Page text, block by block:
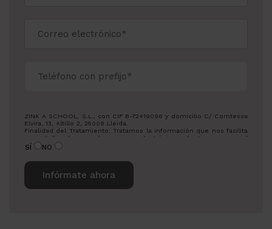
ZINK A SCHOOL, S.L., con CIF B-72419096 y domicilio C/ Comtessa
Elvira, 13, Altillo 2, 25008 Lleida.
Finalidad del Tratamiento: Tratamos la información que nos facilita
con el fin de enviarle correos electrónicos de tipo comercial
relacionado con los productos ofrecidos y otros tipos de
productos que fueran de su interés.
Legitimación del tratamiento: Consentimiento del interesado.
Derechos: Puede ejercitar sus derechos identificándose
suficientemente, dirigiéndose a la dirección
Para más información consulte nuestra Política de Privacidad.
SÍ NO